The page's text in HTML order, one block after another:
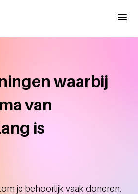
gaan
Menu
waarbij
van
is
je behoorlijk vaak doneren.